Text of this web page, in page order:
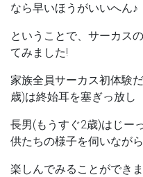
なら早いほうがいいへん♪
ということで、サーカス
てみました!
家族全員サーカス初体験
歳)は終始耳を塞ぎっ放し
長男(もうすぐ2歳)はじー
供たちの様子を伺いなが
楽しんでみることができ